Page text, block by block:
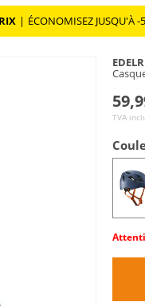
| ÉCONOMISEZ JUSQU'À -
TVA